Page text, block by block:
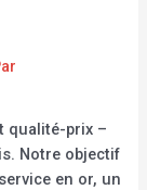
qualité-prix –
Notre objectif
en or, un